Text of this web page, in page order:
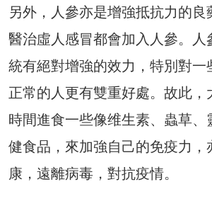
另外，人參亦是增強抵抗力的良
醫治虛人感冒都會加入人參。人
統有絕對增強的效力，特別對一
正常的人更有雙重好處。故此，
時間進食一些像维生素、蟲草、
健食品，來加強自己的免疫力，
康，遠離病毒，對抗疫情。